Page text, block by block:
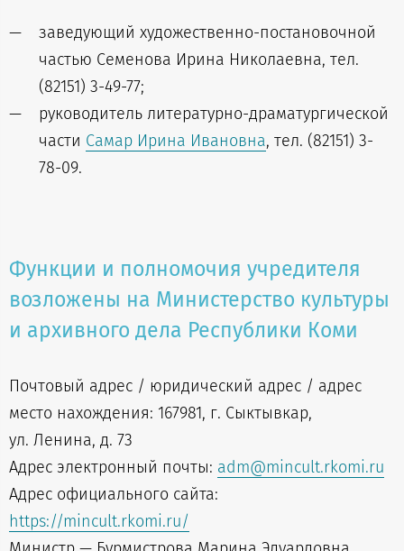
заведующий художественно-постановочной
частью Семенова Ирина Николаевна, тел.
(82151) 3-49-77;
руководитель литературно-драматургической
части Самар Ирина Ивановна, тел. (82151) 3-
78-09.
Функции и полномочия учредителя
возложены на Министерство культуры
и архивного дела Республики Коми
Почтовый адрес / юридический адрес / адрес
место нахождения: 167981, г. Сыктывкар,
ул. Ленина, д. 73
Адрес электронный почты: adm@mincult.rkomi.ru
Адрес официального сайта:
https://mincult.rkomi.ru/